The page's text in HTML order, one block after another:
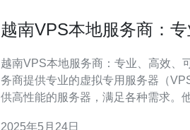
越南VPS本地服务商：
越南VPS本地服务商：专业、高效、可靠 越南VPS
务商提供专业的虚拟专用服务器（
供高性能的服务器，满足各种需求。
2025年5月24日